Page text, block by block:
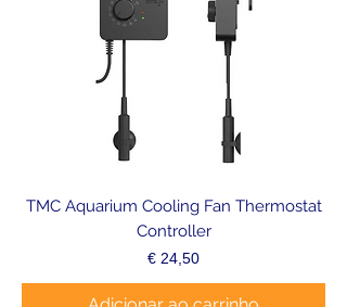
TMC Aquarium Cooling Fan Thermostat
Controller
Preço
€ 24,50